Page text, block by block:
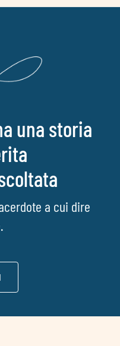
una storia
a cui dire